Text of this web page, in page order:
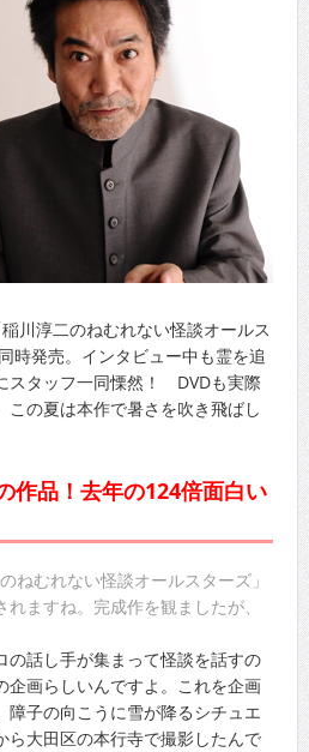
川淳二のねむれない怪談オールス
時発売。インタビュー中も霊を追
スタッフ一同慄然！ DVDも実際
この夏は本作で暑さを吹き飛ばし
作品！去年の124倍面白い
ねむれない怪談オールスターズ」
ますね。完成作を観ましたが、
の話し手が集まって怪談を話すの
企画らしいんですよ。これを企画
障子の向こうに雪が降るシチュエ
ら大田区の本行寺で撮影したんで